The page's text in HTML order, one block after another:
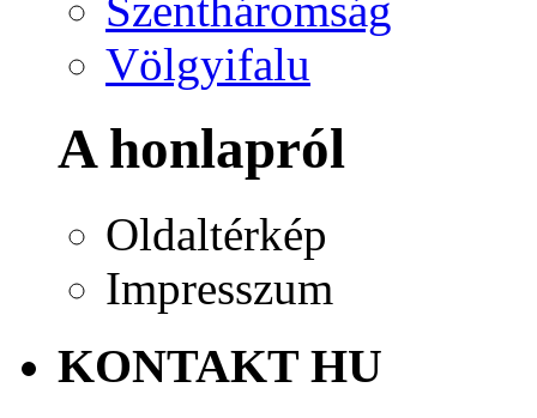
Völgyifalu
A honlapról
Oldaltérkép
Impresszum
KONTAKT HU